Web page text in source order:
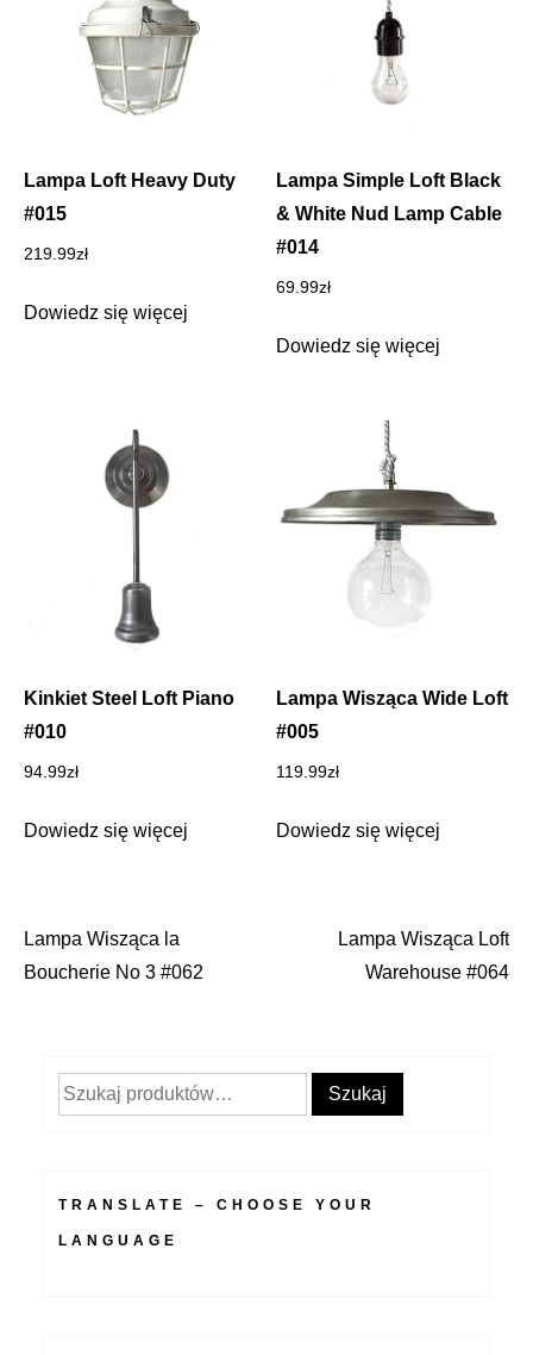
Lampa Loft Heavy Duty
#015
219.99zł
Dowiedz się więcej
Lampa Simple Loft Black
& White Nud Lamp Cable
#014
69.99zł
Dowiedz się więcej
Kinkiet Steel Loft Piano
#010
94.99zł
Dowiedz się więcej
Lampa Wisząca Wide Loft
#005
119.99zł
Dowiedz się więcej
Nawigacja
Lampa Wisząca la
Boucherie No 3 #062
Lampa Wisząca Loft
Warehouse #064
Szukaj: Szukaj
TRANSLATE – CHOOSE YOUR
LANGUAGE